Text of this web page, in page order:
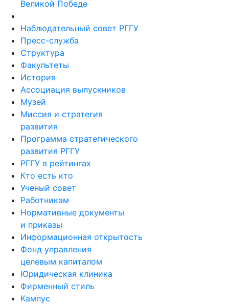
Великой Победе
Наблюдательный совет РГГУ
Пресс-служба
Структура
Факультеты
История
Ассоциация выпускников
Музей
Миссия и стратегия
развития
Программа стратегического
развития РГГУ
РГГУ в рейтингах
Кто есть кто
Ученый совет
Работникам
Нормативные документы
и приказы
Информационная открытость
Фонд управления
целевым капиталом
Юридическая клиника
Фирменный стиль
Кампус